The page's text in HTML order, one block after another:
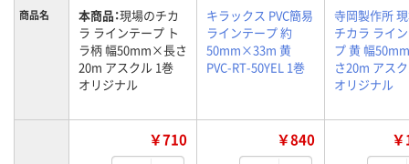
商品名 本商品：現場のチカ
ラ ラインテープ ト
ラ柄 幅50mm×長さ
20m アスクル 1巻
オリジナル
キラックス PVC簡易
ラインテープ 約
50mm×33m 黄
PVC-RT-50YEL 1巻
寺岡製作所
チカラ ライ
プ 黄 幅
さ20m アス
オリジナル
￥710 ￥840